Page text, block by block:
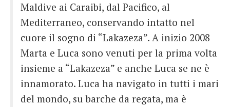
Maldive ai Caraibi, dal Pacifico, al
Mediterraneo, conservando intatto nel
cuore il sogno di “Lakazeza”. A inizio 2008
Marta e Luca sono venuti per la prima volta
insieme a “Lakazeza” e anche Luca se ne è
innamorato. Luca ha navigato in tutti i mari
del mondo, su barche da regata, ma è